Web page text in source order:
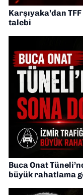
Karşıyaka’dan
talebi
Buca Onat
büyük rahatlama